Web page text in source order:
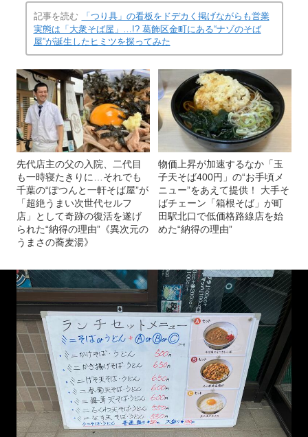
記事を読む
「つり具」の看板をドデカく掲げながらも営業
実態は「大衆そば屋」…!? 葛飾区金町にある“ナゾのそば
屋”が誕生したヒミツを探ってみた
先代店主の父の入院、二代目
も一時寝たきりに…それでも
千葉の“ぽつんと一軒そば屋”が
「超絶うまい次世代セルフ
店」として奇跡の復活を遂げ
られた“納得の理由”《異次元の
うまさの蕎麦湯》
物価上昇が加速するなか「玉
子天そば400円」の“お手頃メ
ニュー”をあえて提供！ 大手そ
ばチェーン「箱根そば」が町
田駅北口で低価格路線店を始
めた“納得の理由”